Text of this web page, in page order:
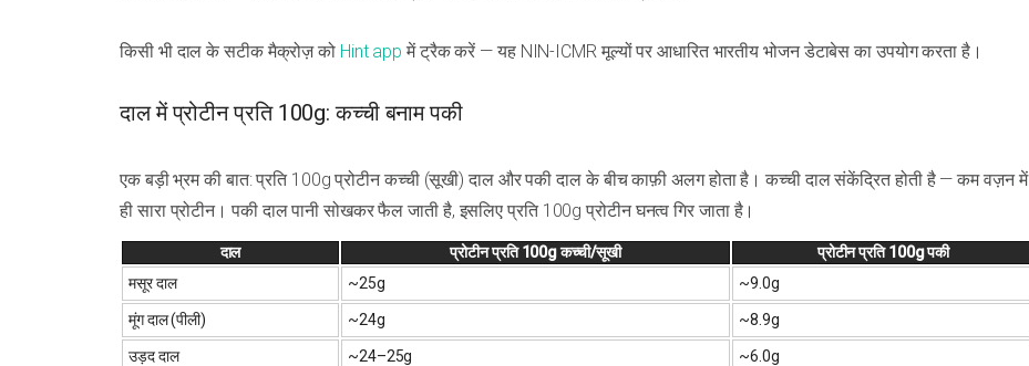
किसी भी दाल के सटीक मैक्रोज़ को Hint app में ट्रैक करें — यह NIN-ICMR मूल्यों पर आधारित भारतीय भोजन डेटाबेस का उपयोग करता है।
दाल में प्रोटीन प्रति 100g: कच्ची बनाम पकी
एक बड़ी भ्रम की बात: प्रति 100g प्रोटीन कच्ची (सूखी) दाल और पकी दाल के बीच काफ़ी अलग होता है। कच्ची दाल संकेंद्रित होती है — कम वज़न में
ही सारा प्रोटीन। पकी दाल पानी सोखकर फैल जाती है, इसलिए प्रति 100g प्रोटीन घनत्व गिर जाता है।
दाल प्रोटीन प्रति 100gकच्ची/सूखी प्रोटीन प्रति 100gपकी
मसूर दाल
~25g ~9.0g
मूंग दाल (पीली) ~24g ~8.9g
उड़द दाल ~24–25g ~6.0g